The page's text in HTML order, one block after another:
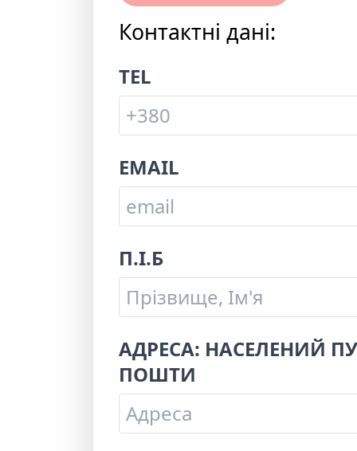
Контактні дані:
TEL
EMAIL
П.І.Б
АДРЕСА: НАСЕЛЕНИЙ
ПОШТИ